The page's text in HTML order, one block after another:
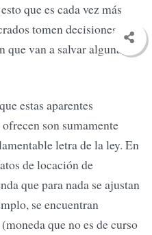
que es cada vez más
tomen decisiones
van a salvar alguna de
estas aparentes
son sumamente
letra de la ley. En
de locación de
que para nada se ajustan
se encuentran
que no es de curso